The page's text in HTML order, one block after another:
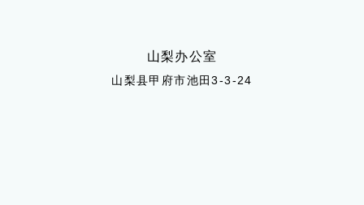
山梨办公室
山梨县甲府市池田3-3-24